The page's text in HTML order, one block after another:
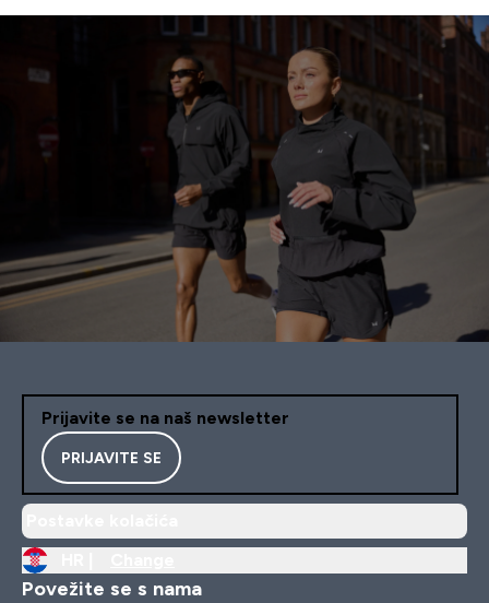
Prijavite se na naš newsletter
PRIJAVITE SE
Povežite se s nama